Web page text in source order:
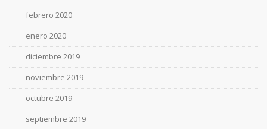
febrero 2020
enero 2020
diciembre 2019
noviembre 2019
octubre 2019
septiembre 2019